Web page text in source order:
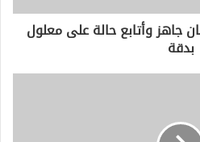
جاهز وأتابع حالة على معلول
بدقة